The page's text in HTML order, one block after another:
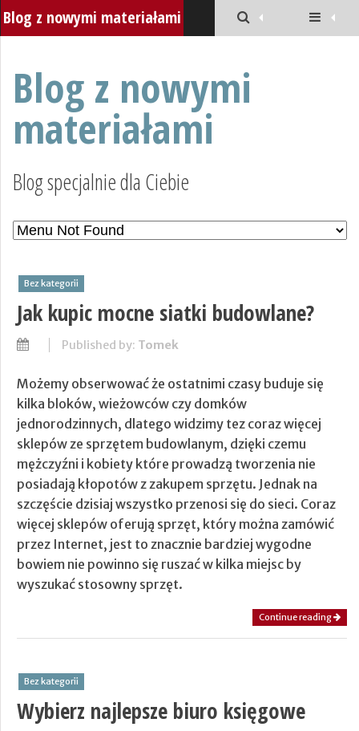
Blog z nowymi materiałami
Blog z nowymi
materiałami
Blog specjalnie dla Ciebie
Bez kategorii
Jak kupic mocne siatki budowlane?
Published by: Tomek
Możemy obserwować że ostatnimi czasy buduje się
kilka bloków, wieżowców czy domków
jednorodzinnych, dlatego widzimy tez coraz więcej
sklepów ze sprzętem budowlanym, dzięki czemu
mężczyźni i kobiety które prowadzą tworzenia nie
posiadają kłopotów z zakupem sprzętu. Jednak na
szczęście dzisiaj wszystko przenosi się do sieci. Coraz
więcej sklepów oferują sprzęt, który można zamówić
przez Internet, jest to znacznie bardziej wygodne
bowiem nie powinno się ruszać w kilka miejsc by
wyszukać stosowny sprzęt.
Continue reading
Bez kategorii
Wybierz najlepsze biuro księgowe